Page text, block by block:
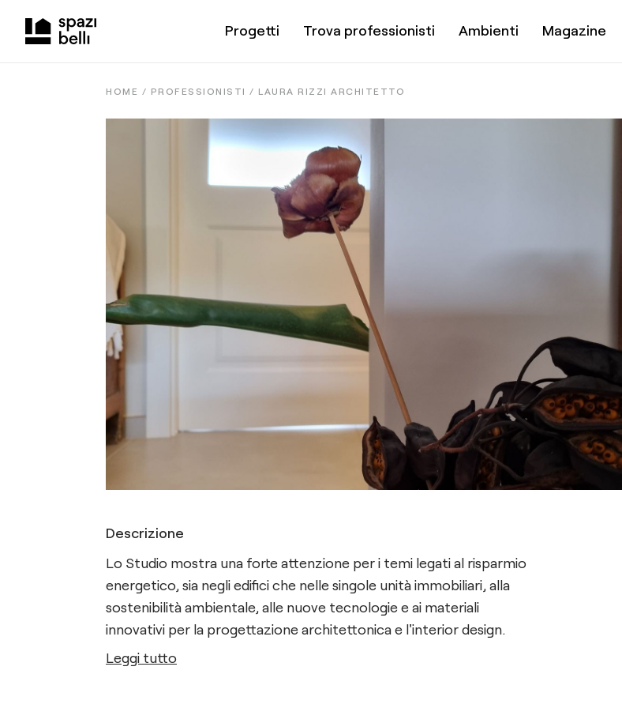
Progetti Trova professionisti Ambienti Magazine
HOME / PROFESSIONISTI / LAURA RIZZI ARCHITETTO
Descrizione
Lo Studio mostra una forte attenzione per i temi legati al risparmio
energetico, sia negli edifici che nelle singole unità immobiliari, alla
sostenibilità ambientale, alle nuove tecnologie e ai materiali
innovativi per la progettazione architettonica e l'interior design.
Leggi tutto